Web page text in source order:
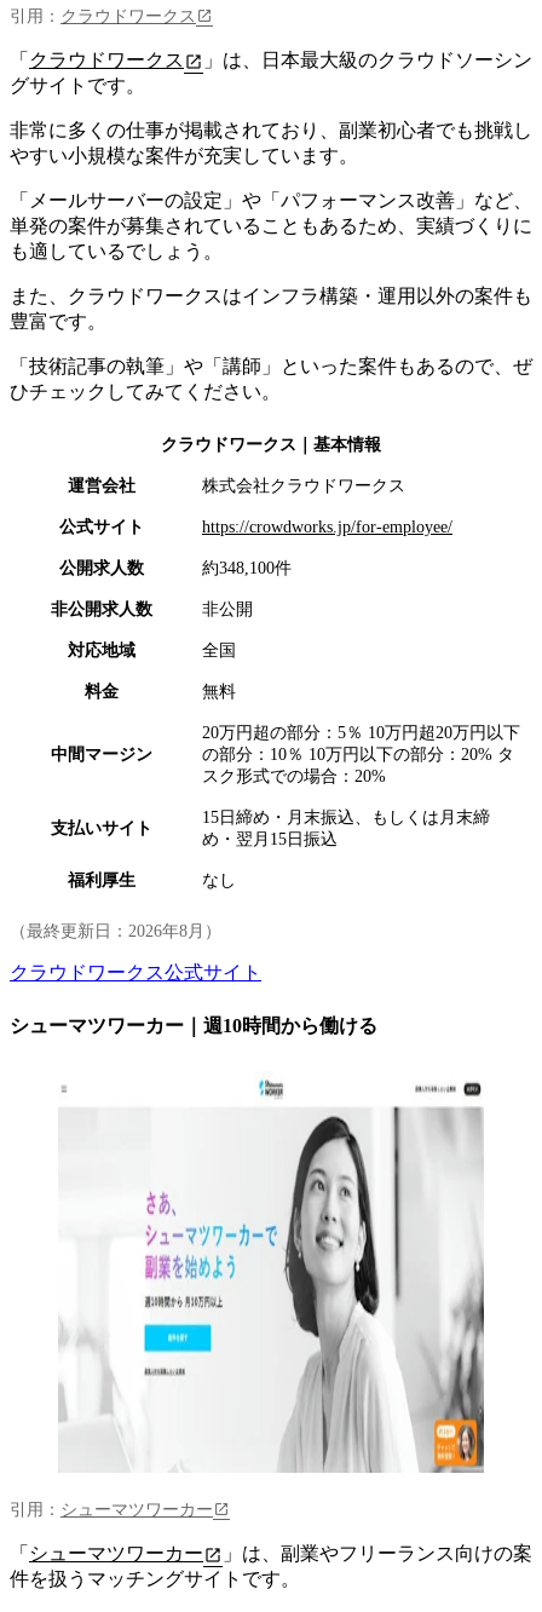
引用： クラウドワークス
「 クラウドワークス
」は、日本最大級のクラウドソーシン
グサイトです。
非常に多くの仕事が掲載されており、 副業初心者でも挑戦し
やすい小規模な案件が充実しています。
「メールサーバーの設定」や「パフォーマンス改善」など、
単発の案件が募集されていることもあるため、実績づくりに
も適しているでしょう。
また、クラウドワークスはインフラ構築・運用以外の案件も
豊富です。
「技術記事の執筆」や「講師」といった案件もあるので、ぜ
ひチェックしてみてください。
クラウドワークス ｜基本情報
運営会社 株式会社クラウドワークス
公式サイト https://crowdworks.jp/for-employee/
公開求人数 約348,100件
非公開求人数 非公開
対応地域 全国
料金 無料
中間マージン
20万円超の部分：5％ 10万円超20万円以下
の部分：10％ 10万円以下の部分：20% タ
スク形式での場合：20%
支払いサイト
15日締め・月末振込、もしくは月末締
め・翌月15日振込
福利厚生 なし
（最終更新日： 2026年8月 ）
クラウドワークス公式サイト
シューマツワーカー｜週10時間から働ける
引用： シューマツワーカー
「 シューマツワーカー
」は、副業やフリーランス向けの案
件を扱うマッチングサイトです。